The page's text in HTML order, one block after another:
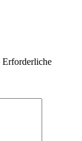
Erforderliche